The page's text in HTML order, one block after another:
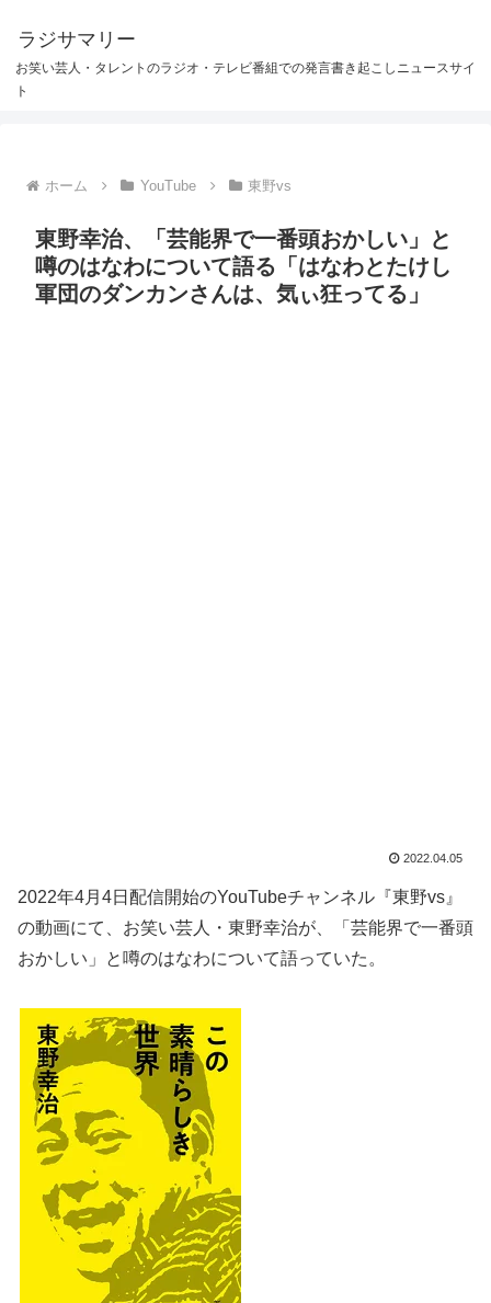
ラジサマリー
お笑い芸人・タレントのラジオ・テレビ番組での発言書き起こしニュースサイ
ト
ホーム YouTube 東野vs
東野幸治、「芸能界で一番頭おかしい」と
噂のはなわについて語る「はなわとたけし
軍団のダンカンさんは、気ぃ狂ってる」
2022.04.05
2022年4月4日配信開始のYouTubeチャンネル『東野vs』
の動画にて、お笑い芸人・東野幸治が、「芸能界で一番頭
おかしい」と噂のはなわについて語っていた。